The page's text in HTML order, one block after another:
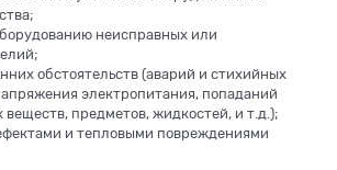
неисправных или
обстоятельств (аварий и стихийных
электропитания, попаданий
веществ, предметов, жидкостей, и т.д.);
и тепловыми повреждениями